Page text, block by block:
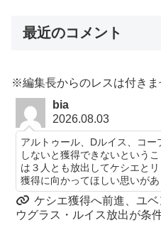
最近のコメント
※編集長からのレスは付きま
bia
2026.08.03
アルトゥール、Dルイス、コ
しないと獲得できないという
は３人とも放出してケシエと
獲得に向かってほしい思いがあ
ケシエ獲得へ前進、ユ
ウグラス・ルイス放出が条